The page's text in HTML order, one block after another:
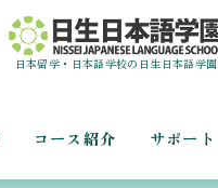
日本留学・日本語学校の日生日本語学園
コース紹介 サポート